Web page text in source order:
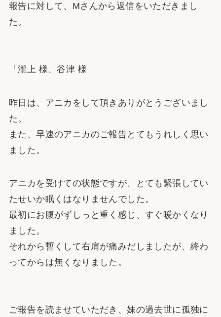
報告に対して、Mさんから返信をいただきまし
た。
「瀧上 様、谷津 様
昨日は、アニカをして頂きありがとうございまし
た。
また、早速のアニカのご報告とてもうれしく思い
ました。
アニカを受けての状態ですが、とても緊張してい
たせいか眠くはなりませんでした。
最初にお腹がずしっと重く感じ、すぐ暖かくなり
ました。
それから暫くして右肩が痛みだしましたが、終わ
ってからは無くなりました。
ご報告を読ませていただき、妹の過去世に孤独に